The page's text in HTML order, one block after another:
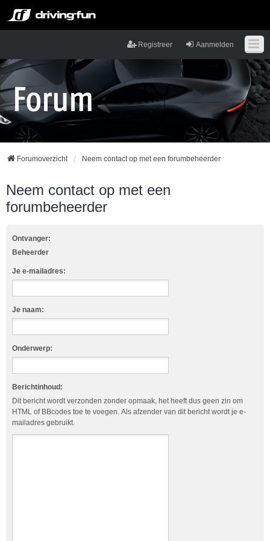
Aanmelden
Registreer
Forumoverzicht Neem contact op met een forumbeheerder
Neem contact op met een
forumbeheerder
Ontvanger:
Beheerder
Je e-mailadres:
Je naam:
Onderwerp:
Berichtinhoud:
Dit bericht wordt verzonden zonder opmaak, het heeft dus geen zin om
HTML of BBcodes toe te voegen. Als afzender van dit bericht wordt je e-
mailadres gebruikt.